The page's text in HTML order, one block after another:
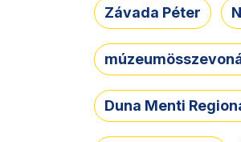
Závada Péter
Duna Menti